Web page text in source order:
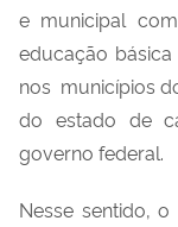
e municipal
educação
nos municípios
do estado de
governo federal.
Nesse sentido,